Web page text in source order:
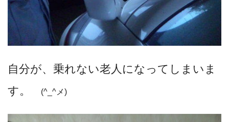
自分が、乗れない老人になってしまいま
す。
(^_^メ)